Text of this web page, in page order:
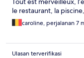
le restaurant, la
caroline, perjalanan 7
Ulasan terverifikasi